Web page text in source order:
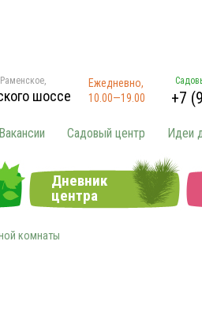
шоссе
Ежедневно,
10.00—19.00
+7
Вакансии Садовый центр Идеи
Дневник
центра
комнаты